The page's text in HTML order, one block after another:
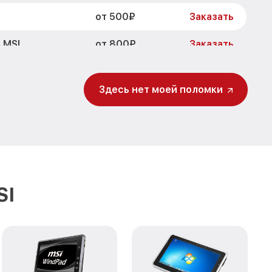
от 500₽ Заказать
от 800₽ Заказать
от 1200₽ Заказать
от 800₽
Здесь нет моей поломки